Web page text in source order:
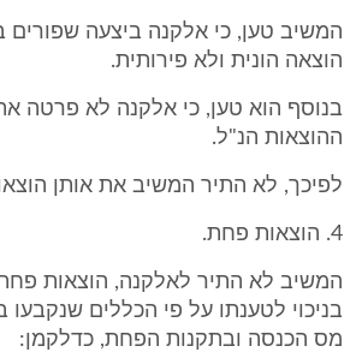
המשיב טען, כי אלקנה ביצעה שפורים
הוצאה הונית ולא פירותית.
בנוסף הוא טען, כי אלקנה לא פרטה
ההוצאות הנ"ל.
לפיכך, לא התיר המשיב את אותן
4. הוצאות פחת.
המשיב לא התיר לאלקנה, הוצאות
מס הכנסה ובתקנות הפחת, כדלקמן: